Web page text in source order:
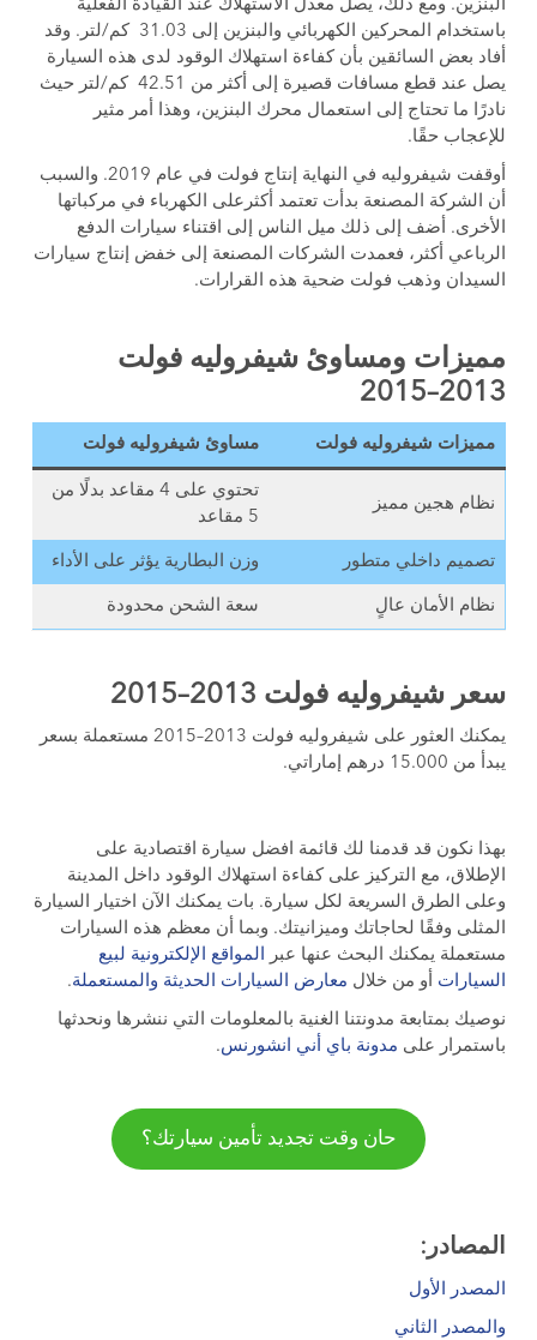
البنزين. ومع ذلك، يصل معدل الاستهلاك عند القيادة الفعلية
باستخدام المحركين الكهربائي والبنزين إلى 31.03 كم/لتر. وقد
أفاد بعض السائقين بأن كفاءة استهلاك الوقود لدى هذه السيارة
يصل عند قطع مسافات قصيرة إلى أكثر من 42.51 كم/لتر حيث
نادرًا ما تحتاج إلى استعمال محرك البنزين، وهذا أمر مثير
للإعجاب حقًا.
أوقفت شيفروليه في النهاية إنتاج فولت في عام 2019. والسبب
أن الشركة المصنعة بدأت تعتمد أكثرعلى الكهرباء في مركباتها
الأخرى. أضف إلى ذلك ميل الناس إلى اقتناء سيارات الدفع
الرباعي أكثر، فعمدت الشركات المصنعة إلى خفض إنتاج سيارات
السيدان وذهب فولت ضحية هذه القرارات.
مميزات ومساوئ شيفروليه فولت
2013–2015
مميزات شيفروليه فولت مساوئ شيفروليه فولت
نظام هجين مميز
تحتوي على 4 مقاعد بدلًا من
5 مقاعد
تصميم داخلي متطور وزن البطارية يؤثر على الأداء
نظام الأمان عالٍ سعة الشحن محدودة
سعر شيفروليه فولت 2013–2015
يمكنك العثور على شيفروليه فولت 2013–2015 مستعملة بسعر
يبدأ من 15.000 درهم إماراتي.
بهذا نكون قد قدمنا لك قائمة افضل سيارة اقتصادية على
الإطلاق، مع التركيز على كفاءة استهلاك الوقود داخل المدينة
وعلى الطرق السريعة لكل سيارة. بات يمكنك الآن اختيار السيارة
المثلى وفقًا لحاجاتك وميزانيتك. وبما أن معظم هذه السيارات
مستعملة يمكنك البحث عنها عبر
المواقع الإلكترونية لبيع
السيارات أو من خلال معارض السيارات الحديثة والمستعملة.
نوصيك بمتابعة مدونتنا الغنية بالمعلومات التي ننشرها ونحدثها
باستمرار على مدونة باي أني انشورنس.
حان وقت تجديد تأمين سيارتك؟
المصادر:
المصدر الأول
والمصدر الثاني